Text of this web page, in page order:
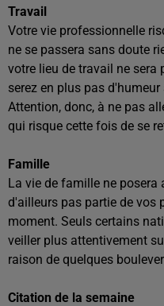
Travail
Votre vie professionnelle
ne se passera sans doute
votre lieu de travail ne sera
serez en plus pas
Attention, donc, à ne pas
qui risque cette fois de se
Famille
La vie de famille ne posera
d'ailleurs pas partie de vos
moment. Seuls certains
veiller plus attentivement
raison de quelques
Citation de la semaine